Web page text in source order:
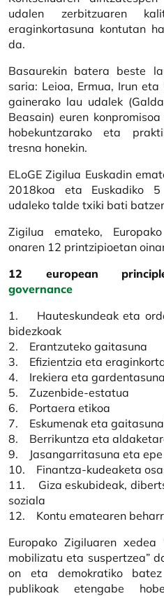
udalen zerbitzuaren
eraginkortasuna kontutan
da.
Basaurekin batera beste
saria: Leioa, Ermua, Irun
gainerako lau udalek
Beasain) euren
hobekuntzarako eta
tresna honekin.
ELoGE Zigilua Euskadin
2018koa eta Euskadiko
udaleko talde txiki bati
Zigilua emateko,
onaren 12 printzipioetan
12 european
governance
1. Hauteskundeak eta
bidezkoak
2. Erantzuteko gaitasuna
3. Efizientzia eta
4. Irekiera eta gardentasuna
5. Zuzenbide-estatua
6. Portaera etikoa
7. Eskumenak eta
8. Berrikuntza eta
9. Jasangarritasuna eta epe
10. Finantza-kudeaketa
11. Giza eskubideak,
soziala
12. Kontu ematearen
Europako Zigiluaren xedea
mobilizatu eta suspertzea”
on eta demokratiko
publikoak etengabe